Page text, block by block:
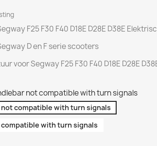
F25 F30 F40 D18E D28E D38E
D en F serie scooters
voor Segway F25 F30 F40 D18E D28E
not compatible with turn signals
not compatible with turn signals
compatible with turn signals